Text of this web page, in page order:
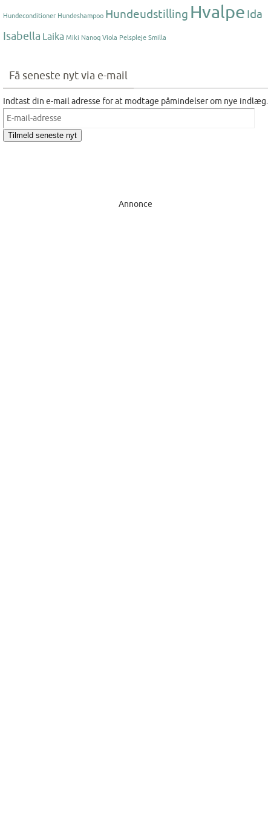
Hundeconditioner Hundeshampoo Hundeudstilling Hvalpe Ida
Isabella Laika Miki Nanoq Viola Pelspleje Smilla
Få seneste nyt via e-mail
Indtast din e-mail adresse for at modtage påmindelser om nye indlæg.
E-
mail-
adresse
Tilmeld seneste nyt
Annonce